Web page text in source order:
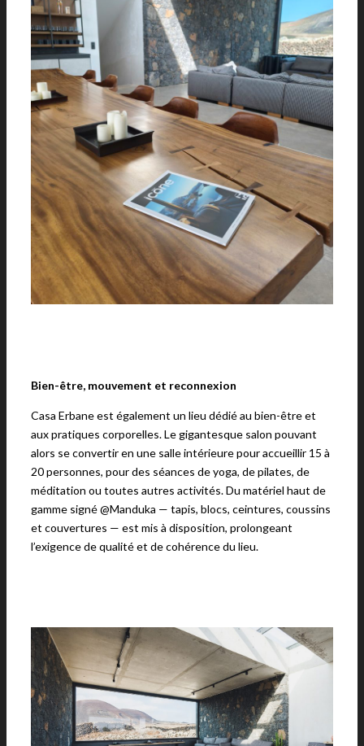
Bien-être, mouvement et reconnexion
Casa Erbane est également un lieu dédié au bien-être et
aux pratiques corporelles. Le gigantesque salon pouvant
alors se convertir en une salle intérieure pour accueillir 15 à
20 personnes, pour des séances de yoga, de pilates, de
méditation ou toutes autres activités. Du matériel haut de
gamme signé @Manduka — tapis, blocs, ceintures, coussins
et couvertures — est mis à disposition, prolongeant
l’exigence de qualité et de cohérence du lieu.